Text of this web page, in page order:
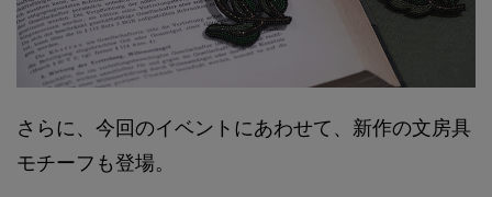
さらに、今回のイベントにあわせて、新作の文房具
モチーフも登場。